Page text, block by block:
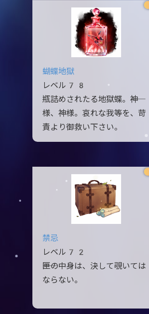
蝴蝶地獄
レベル78
瓶詰めされたる地獄蝶。――神
様、神様。哀れな我等を、苛
責より御救い下さい。
禁忌
レベル72
――匣の中身は、決して覗いては
ならない。